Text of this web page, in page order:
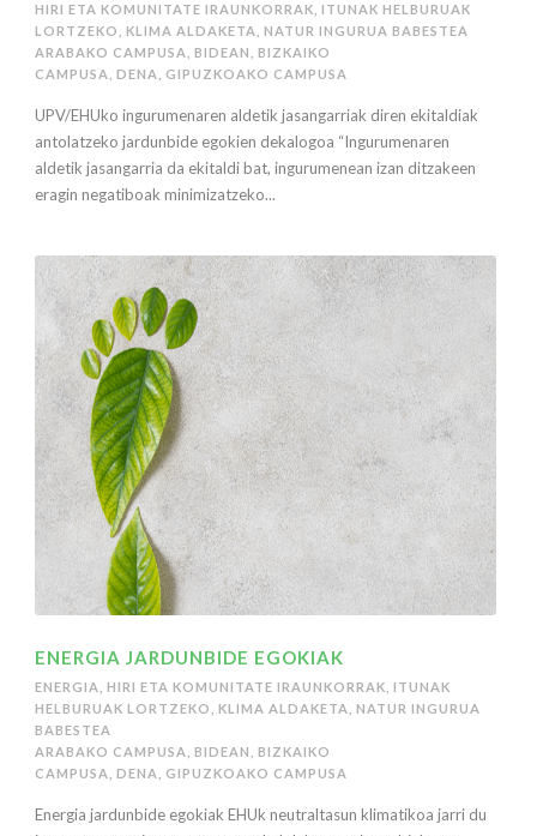
HIRI ETA KOMUNITATE IRAUNKORRAK ITUNAK HELBURUAK
LORTZEKO
KLIMA ALDAKETA
NATUR INGURUA BABESTEA
ARABAKO CAMPUSA
BIDEAN
BIZKAIKO
CAMPUSA
DENA GIPUZKOAKO CAMPUSA
UPV/EHUko ingurumenaren aldetik jasangarriak diren ekitaldiak
antolatzeko jardunbide egokien dekalogoa “Ingurumenaren
aldetik jasangarria da ekitaldi bat, ingurumenean izan ditzakeen
eragin negatiboak minimizatzeko...
ENERGIA JARDUNBIDE EGOKIAK
ENERGIA HIRI ETA KOMUNITATE IRAUNKORRAK ITUNAK
HELBURUAK LORTZEKO
KLIMA ALDAKETA
NATUR INGURUA
BABESTEA
ARABAKO CAMPUSA
BIDEAN
BIZKAIKO
CAMPUSA
DENA GIPUZKOAKO CAMPUSA
Energia jardunbide egokiak EHUk neutraltasun klimatikoa jarri du